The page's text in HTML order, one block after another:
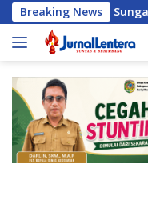
Langsung
ke
konten
Breaking News
Sungai di